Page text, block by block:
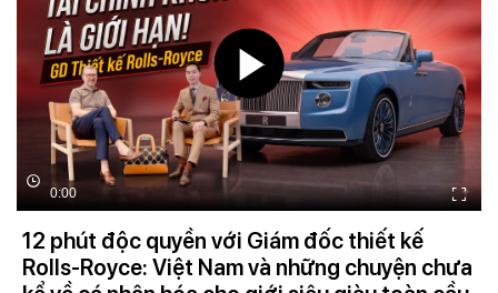
0:00
12 phút độc quyền với Giám đốc thiết kế
Rolls-Royce: Việt Nam và những chuyện chưa